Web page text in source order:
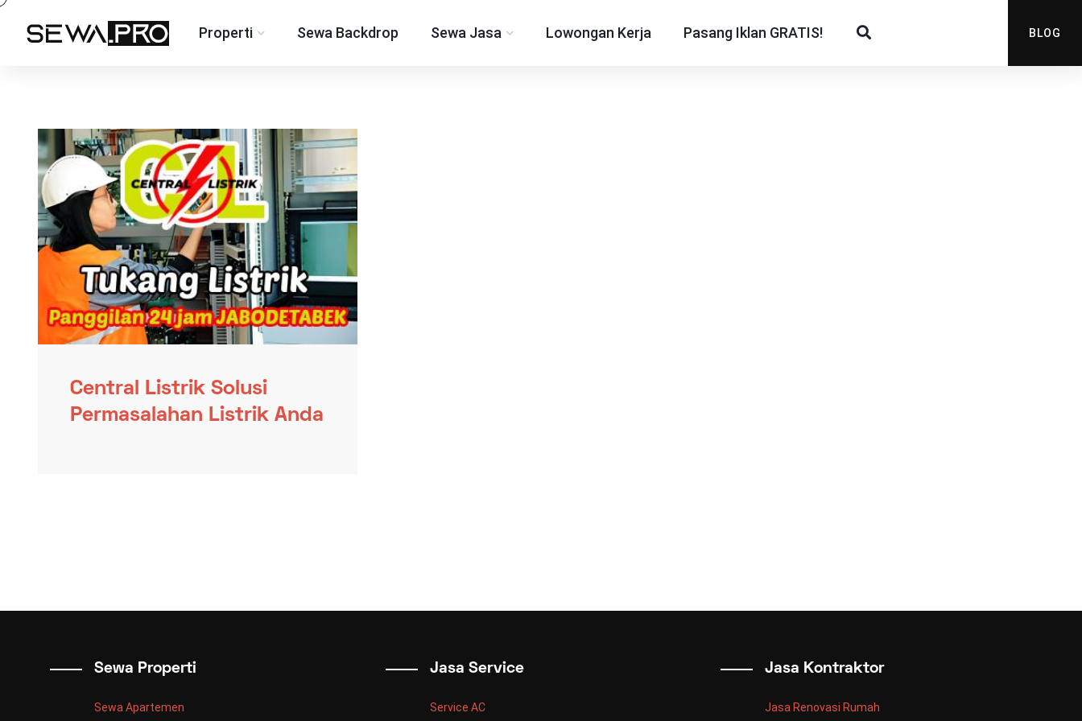
Properti Sewa Backdrop Sewa Jasa Lowongan Kerja Pasang Iklan GRATIS! BLOG
Central Listrik Solusi
Permasalahan Listrik Anda
Sewa Properti
Sewa Apartemen
Jasa Service
Service AC
Jasa Kontraktor
Jasa Renovasi Rumah